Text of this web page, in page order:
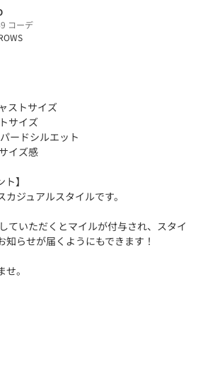
コーデ
ストサイズ
サイズ
ードシルエット
イズ感
】
ジュアルスタイルです。
ていただくとマイルが付与され、スタイ
知らせが届くようにもできます！
。